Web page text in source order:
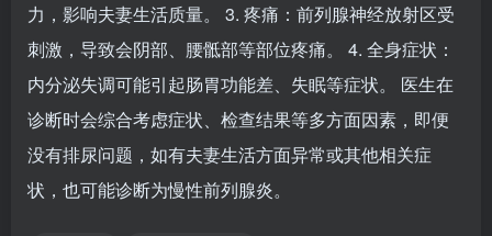
力，影响夫妻生活质量。 ‌3. 疼痛‌：前列腺神经放射区受
刺激，导致会阴部、腰骶部等部位疼痛。 ‌4. 全身症状‌：
内分泌失调可能引起肠胃功能差、失眠等症状。 医生在
诊断时会综合考虑症状、检查结果等多方面因素，即便
没有排尿问题，如有夫妻生活方面异常或其他相关症
状，也可能诊断为慢性前列腺炎。